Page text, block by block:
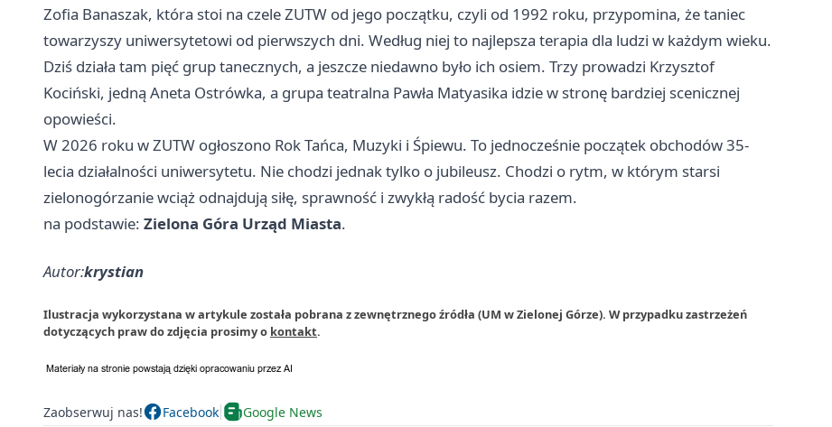
Zofia Banaszak, która stoi na czele ZUTW od jego początku, czyli od 1992 roku, przypomina, że taniec
towarzyszy uniwersytetowi od pierwszych dni. Według niej to najlepsza terapia dla ludzi w każdym wieku.
Dziś działa tam pięć grup tanecznych, a jeszcze niedawno było ich osiem. Trzy prowadzi Krzysztof
Kociński, jedną Aneta Ostrówka, a grupa teatralna Pawła Matyasika idzie w stronę bardziej scenicznej
opowieści.
W 2026 roku w ZUTW ogłoszono Rok Tańca, Muzyki i Śpiewu. To jednocześnie początek obchodów 35-
lecia działalności uniwersytetu. Nie chodzi jednak tylko o jubileusz. Chodzi o rytm, w którym starsi
zielonogórzanie wciąż odnajdują siłę, sprawność i zwykłą radość bycia razem.
na podstawie: Zielona Góra Urząd Miasta.
Autor:krystian
Ilustracja wykorzystana w artykule została pobrana z zewnętrznego źródła (UM w Zielonej Górze). W przypadku zastrzeżeń
dotyczących praw do zdjęcia prosimy o kontakt.
Zaobserwuj nas! Facebook Google News